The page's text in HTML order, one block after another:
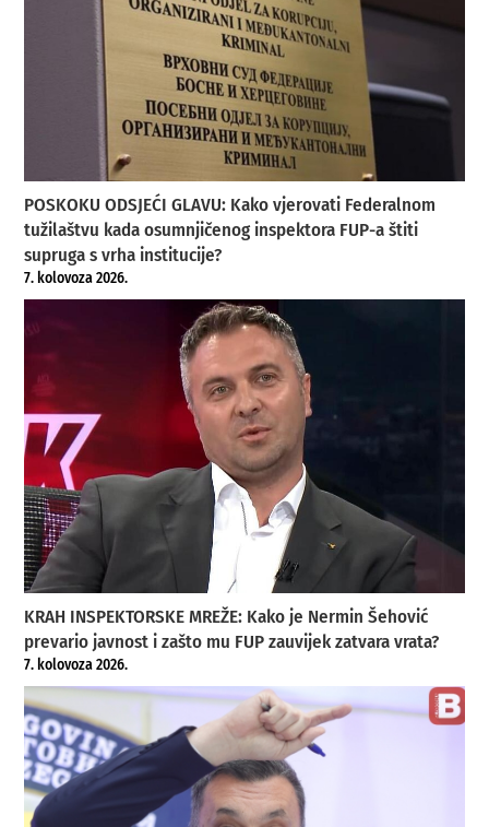
POSKOKU ODSJEĆI GLAVU: Kako vjerovati Federalnom
tužilaštvu kada osumnjičenog inspektora FUP-a štiti
supruga s vrha institucije?
7. kolovoza 2026.
KRAH INSPEKTORSKE MREŽE: Kako je Nermin Šehović
prevario javnost i zašto mu FUP zauvijek zatvara vrata?
7. kolovoza 2026.